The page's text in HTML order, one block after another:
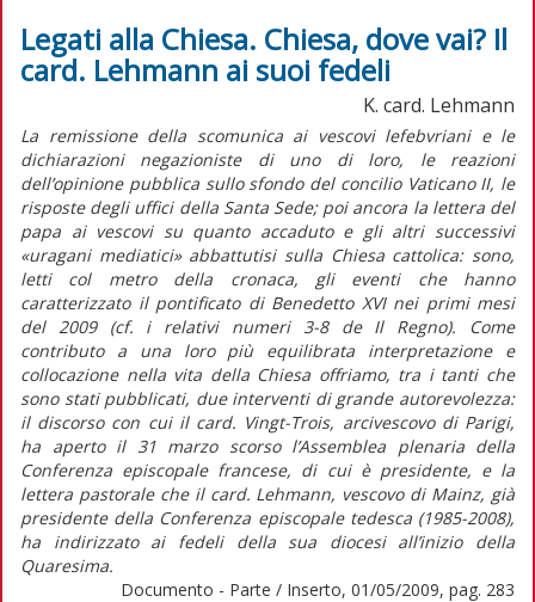
Legati alla Chiesa. Chiesa, dove vai? Il
card. Lehmann ai suoi fedeli
K. card. Lehmann
La remissione della scomunica ai vescovi lefebvriani e le
dichiarazioni negazioniste di uno di loro, le reazioni
dell’opinione pubblica sullo sfondo del concilio Vaticano II, le
risposte degli uffici della Santa Sede; poi ancora la lettera del
papa ai vescovi su quanto accaduto e gli altri successivi
«uragani mediatici» abbattutisi sulla Chiesa cattolica: sono,
letti col metro della cronaca, gli eventi che hanno
caratterizzato il pontificato di Benedetto XVI nei primi mesi
del 2009 (cf. i relativi numeri 3-8 de Il Regno). Come
contributo a una loro più equilibrata interpretazione e
collocazione nella vita della Chiesa offriamo, tra i tanti che
sono stati pubblicati, due interventi di grande autorevolezza:
il discorso con cui il card. Vingt-Trois, arcivescovo di Parigi,
ha aperto il 31 marzo scorso l’Assemblea plenaria della
Conferenza episcopale francese, di cui è presidente, e la
lettera pastorale che il card. Lehmann, vescovo di Mainz, già
presidente della Conferenza episcopale tedesca (1985-2008),
ha indirizzato ai fedeli della sua diocesi all’inizio della
Quaresima.
Documento - Parte / Inserto, 01/05/2009, pag. 283